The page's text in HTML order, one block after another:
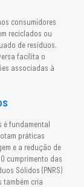
consumidores
reciclados ou
de resíduos.
facilita o
associadas à
é fundamental
práticas
e a redução de
cumprimento das
Sólidos (PNRS)
também cria